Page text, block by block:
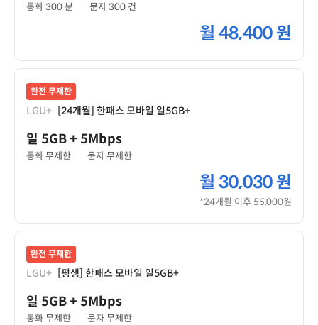
통화 300 분 문자 300 건
월 48,400 원
완전 무제한
LGU+ [24개월] 한패스 모바일 일5GB+
일 5GB+ 5Mbps
통화 무제한 문자 무제한
월 30,030 원
*24개월 이후 55,000원
완전 무제한
LGU+ [평생] 한패스 모바일 일5GB+
일 5GB+ 5Mbps
통화 무제한 문자 무제한